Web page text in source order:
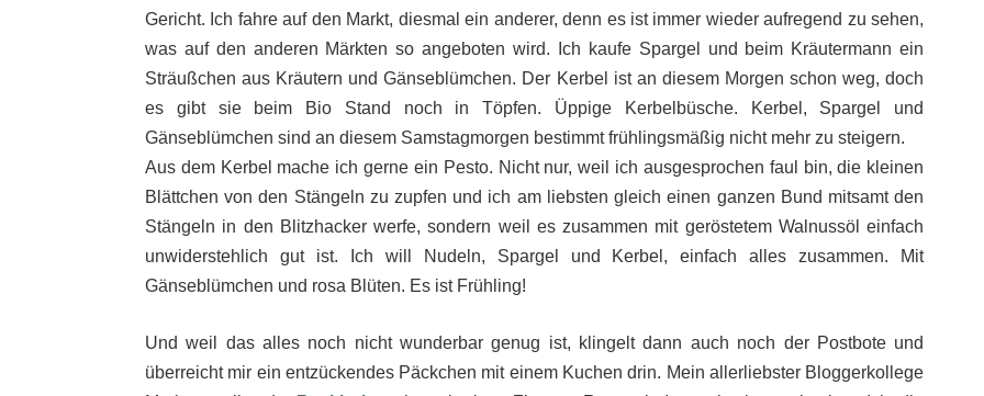
Gericht. Ich fahre auf den Markt, diesmal ein anderer, denn es ist immer wieder aufregend zu sehen,
was auf den anderen Märkten so angeboten wird. Ich kaufe Spargel und beim Kräutermann ein
Sträußchen aus Kräutern und Gänseblümchen. Der Kerbel ist an diesem Morgen schon weg, doch
es gibt sie beim Bio Stand noch in Töpfen. Üppige Kerbelbüsche. Kerbel, Spargel und
Gänseblümchen sind an diesem Samstagmorgen bestimmt frühlingsmäßig nicht mehr zu steigern.
Aus dem Kerbel mache ich gerne ein Pesto. Nicht nur, weil ich ausgesprochen faul bin, die kleinen
Blättchen von den Stängeln zu zupfen und ich am liebsten gleich einen ganzen Bund mitsamt den
Stängeln in den Blitzhacker werfe, sondern weil es zusammen mit geröstetem Walnussöl einfach
unwiderstehlich gut ist. Ich will Nudeln, Spargel und Kerbel, einfach alles zusammen. Mit
Gänseblümchen und rosa Blüten. Es ist Frühling!
Und weil das alles noch nicht wunderbar genug ist, klingelt dann auch noch der Postbote und
überreicht mir ein entzückendes Päckchen mit einem Kuchen drin. Mein allerliebster Bloggerkollege